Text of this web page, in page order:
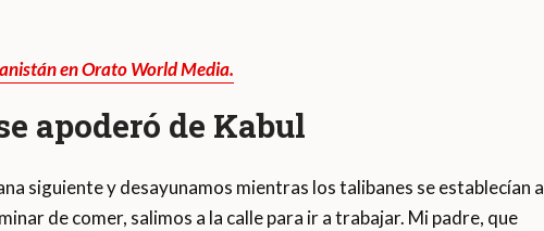
en Orato World Media.
apoderó de Kabul
siguiente y desayunamos mientras los talibanes se establecían a
de comer, salimos a la calle para ir a trabajar. Mi padre, que